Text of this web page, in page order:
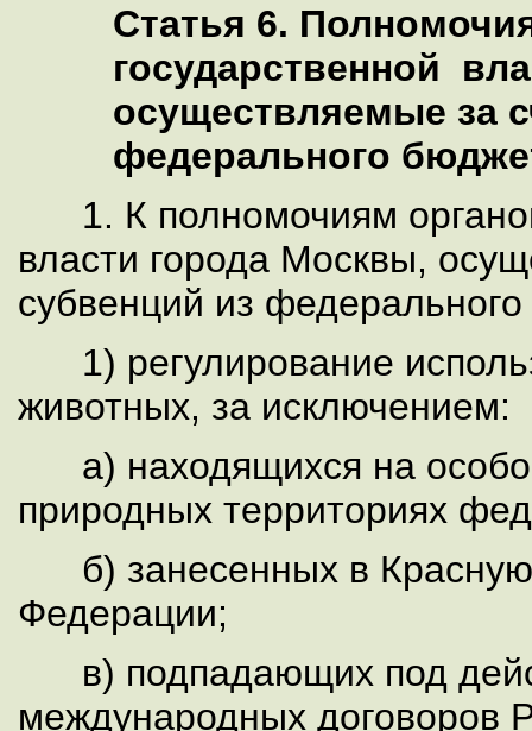
Статья 6.
государственной
осуществляемые за
федерального
1. К полномочиям
власти города Москвы,
субвенций из
1) регулирование
животных, за исключением:
а) находящихся на
природных территориях
б) занесенных в Красную
Федерации;
в) подпадающих под
международных договоров